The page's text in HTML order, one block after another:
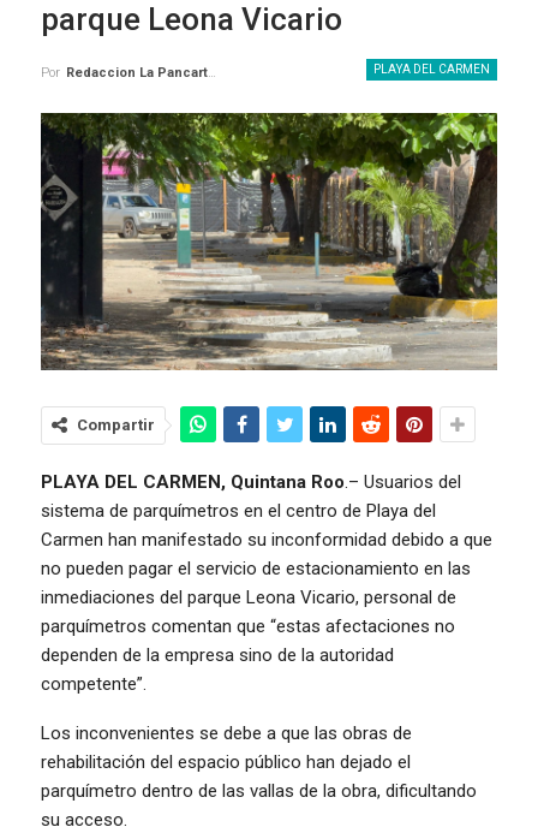
parque Leona Vicario
PLAYA DEL CARMEN
Por Redaccion La Pancarta De Quintana Roo
Compartir
PLAYA DEL CARMEN, Quintana Roo.– Usuarios del
sistema de parquímetros en el centro de Playa del
Carmen han manifestado su inconformidad debido a que
no pueden pagar el servicio de estacionamiento en las
inmediaciones del parque Leona Vicario, personal de
parquímetros comentan que “estas afectaciones no
dependen de la empresa sino de la autoridad
competente”.
Los inconvenientes se debe a que las obras de
rehabilitación del espacio público han dejado el
parquímetro dentro de las vallas de la obra, dificultando
su acceso.